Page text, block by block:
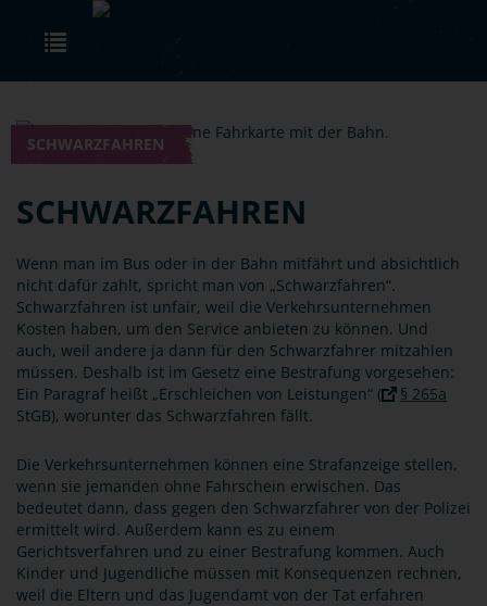
Skip to main content
SCHWARZFAHREN
SCHWARZFAHREN
Wenn man im Bus oder in der Bahn mitfährt und absichtlich
nicht dafür zahlt, spricht man von „Schwarzfahren“.
Schwarzfahren ist unfair, weil die Verkehrsunternehmen
Kosten haben, um den Service anbieten zu können. Und
auch, weil andere ja dann für den Schwarzfahrer mitzahlen
müssen. Deshalb ist im Gesetz eine Bestrafung vorgesehen:
Ein Paragraf heißt „Erschleichen von Leistungen“ (
§ 265a
StGB), worunter das Schwarzfahren fällt.
Die Verkehrsunternehmen können eine Strafanzeige stellen,
wenn sie jemanden ohne Fahrschein erwischen. Das
bedeutet dann, dass gegen den Schwarzfahrer von der Polizei
ermittelt wird. Außerdem kann es zu einem
Gerichtsverfahren und zu einer Bestrafung kommen. Auch
Kinder und Jugendliche müssen mit Konsequenzen rechnen,
weil die Eltern und das Jugendamt von der Tat erfahren